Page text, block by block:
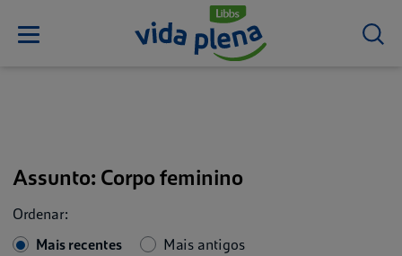
Assunto: Corpo feminino
Ordenar:
Mais recentes
Mais antigos